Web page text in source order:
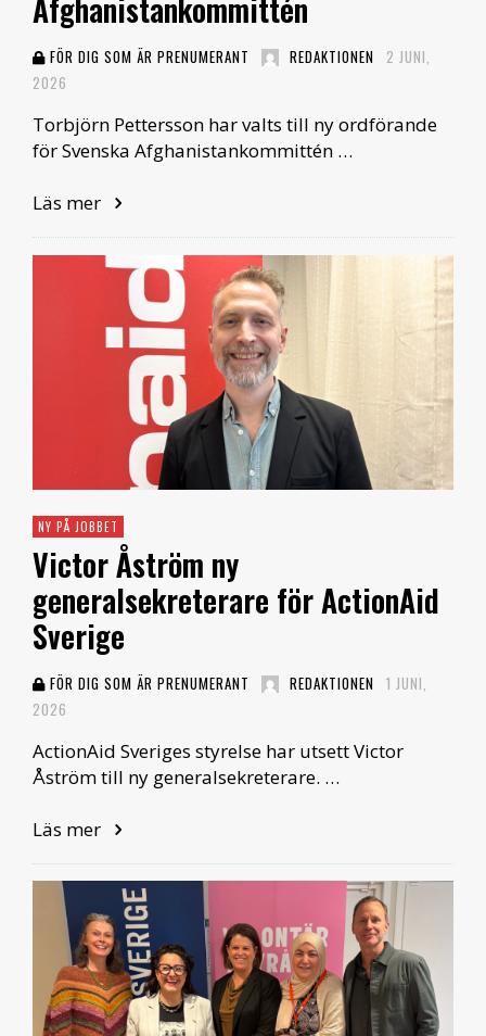
Afghanistankommittén
FÖR DIG SOM ÄR PRENUMERANT REDAKTIONEN
2 JUNI,
2026
Torbjörn Pettersson har valts till ny ordförande
för Svenska Afghanistankommittén …
Läs mer
NY PÅ JOBBET
Victor Åström ny
generalsekreterare för ActionAid
Sverige
FÖR DIG SOM ÄR PRENUMERANT REDAKTIONEN 1 JUNI,
2026
ActionAid Sveriges styrelse har utsett Victor
Åström till ny generalsekreterare. …
Läs mer